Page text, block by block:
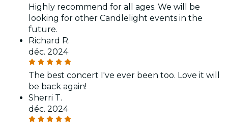
Highly recommend for all ages. We will be
looking for other Candlelight events in the
future.
Richard R.
déc. 2024
The best concert I've ever been too. Love it will
be back again!
Sherri T.
déc. 2024